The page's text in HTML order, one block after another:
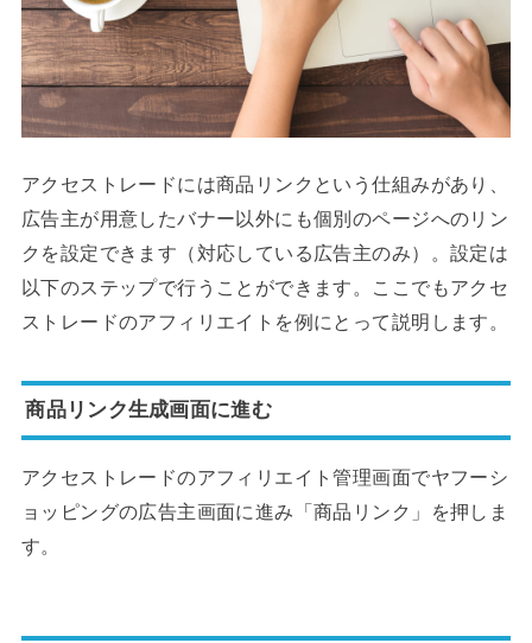
アクセストレードには商品リンクという仕組みがあり、
広告主が用意したバナー以外にも個別のページへのリン
クを設定できます（対応している広告主のみ）。設定は
以下のステップで行うことができます。ここでもアクセ
ストレードのアフィリエイトを例にとって説明します。
商品リンク生成画面に進む
アクセストレードのアフィリエイト管理画面でヤフーシ
ョッピングの広告主画面に進み「商品リンク」を押しま
す。